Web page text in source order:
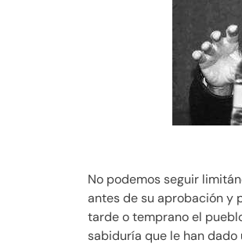
No podemos seguir
antes de su aprobación y
tarde o temprano el
sabiduría que le han